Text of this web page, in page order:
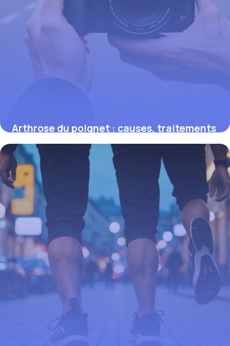
Arthrose du poignet : causes, traitements
et astuces pour améliorer la mobilité
9 octobre 2025